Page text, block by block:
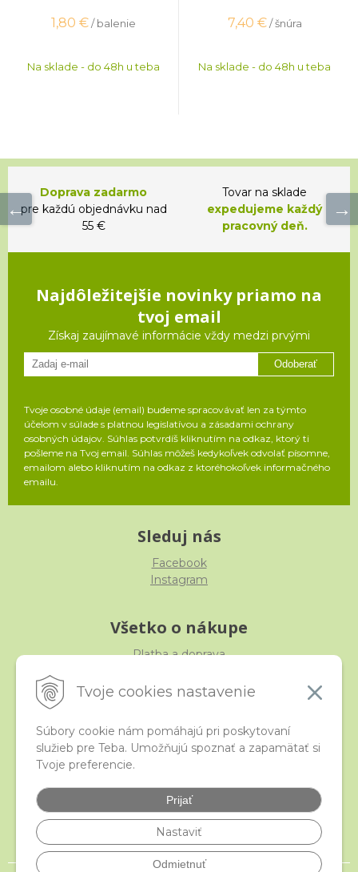
Tvoje cookies nastavenie
Súbory cookie nám pomáhajú pri poskytovaní
služieb pre Teba. Umožňujú spoznať a zapamätať si
Tvoje preferencie.
Prijať
Nastaviť
Odmietnuť
1,80 € / balenie
Na sklade - do 48h u teba
7,40 € / šnúra
Na sklade - do 48h u teba
Doprava zadarmo
pre každú objednávku nad
55 €
Tovar na sklade
expedujeme každý
pracovný deň.
Najdôležitejšie novinky priamo na
tvoj email
Získaj zaujímavé informácie vždy medzi prvými
Odoberať
Tvoje osobné údaje (email) budeme spracovávať len za týmto
účelom v súlade s platnou legislatívou a zásadami ochrany
osobných údajov. Súhlas potvrdíš kliknutím na odkaz, ktorý ti
pošleme na Tvoj email. Súhlas môžeš kedykoľvek odvolať písomne,
emailom alebo kliknutím na odkaz z ktoréhokoľvek informačného
emailu.
Sleduj nás
Facebook
Instagram
Všetko o nákupe
Platba a doprava
Obchodné podmienky
iStraka
Veľkoobchod
Najčastejšie otázky
Certifikáty